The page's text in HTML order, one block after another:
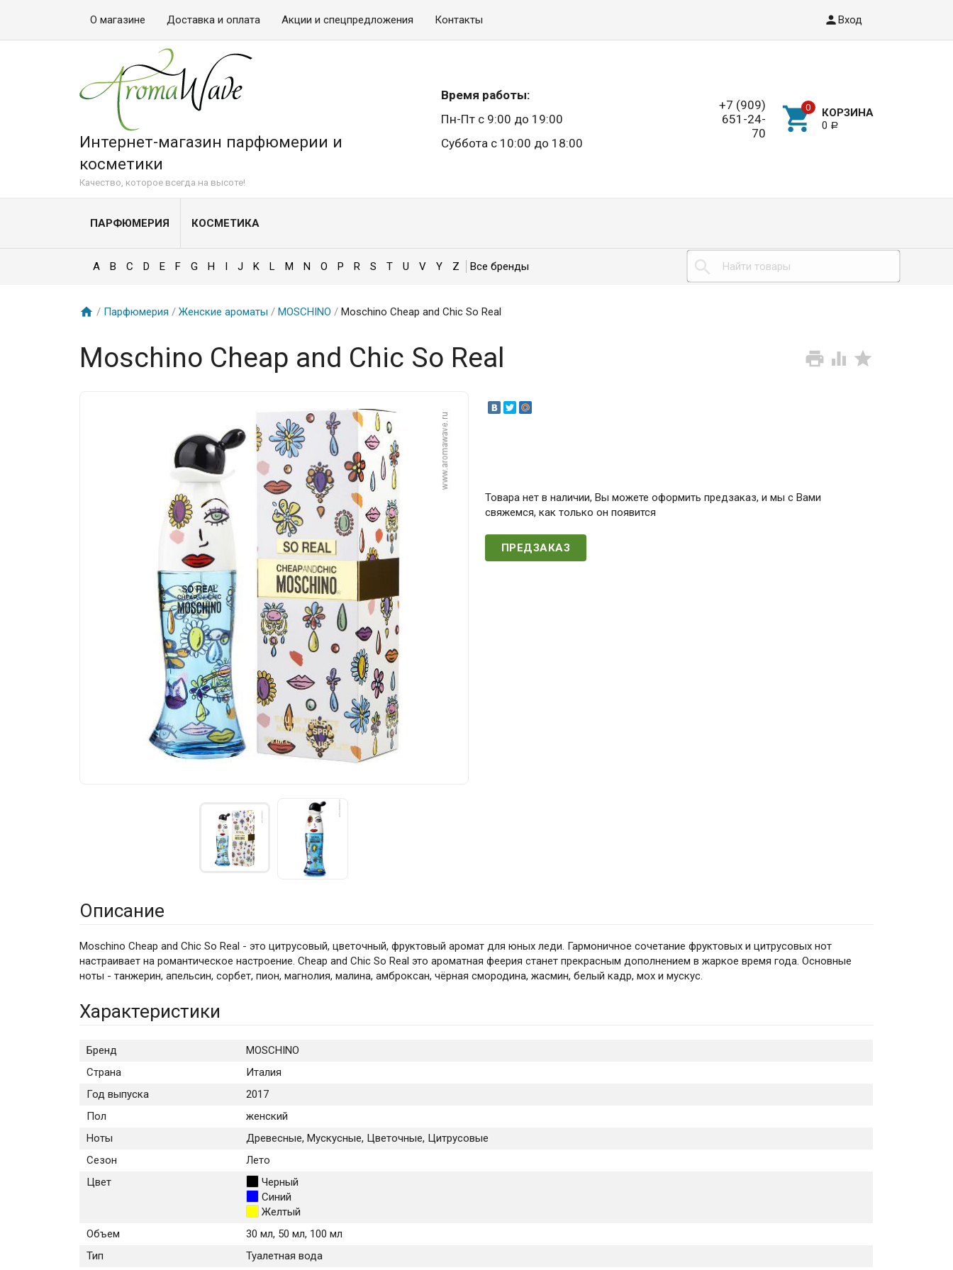
О магазине Доставка и оплата Акции и спецпредложения Контакты Вход
Интернет-магазин парфюмерии и
косметики
Качество, которое всегда на высоте!
Время работы:
Пн-Пт с 9:00 до 19:00
Суббота с 10:00 до 18:00
+7 (909)
651-24-
70
КОРЗИНА
0 Р
ПАРФЮМЕРИЯ КОСМЕТИКА
A B C D E F G H I J K L M N O P R S T U V Y Z
/ Парфюмерия / Женские ароматы / MOSCHINO / Moschino Cheap and Chic So Real
Moschino Cheap and Chic So Real
Товара нет в наличии, Вы можете оформить предзаказ, и мы с Вами
свяжемся, как только он появится
ПРЕДЗАКАЗ
Описание
Moschino Cheap and Chic So Real - это цитрусовый, цветочный, фруктовый аромат для юных леди. Гармоничное сочетание фруктовых и цитрусовых нот
настраивает на романтическое настроение. Cheap and Chic So Real это ароматная феерия станет прекрасным дополнением в жаркое время года. Основные
ноты - танжерин, апельсин, сорбет, пион, магнолия, малина, амброксан, чёрная смородина, жасмин, белый кадр, мох и мускус.
Характеристики
Бренд
MOSCHINO
Страна
Италия
Год выпуска
2017
Пол
женский
Ноты
Древесные, Мускусные, Цветочные, Цитрусовые
Сезон
Лето
Цвет
Черный
Синий
Желтый
Объем
30 мл, 50 мл, 100 мл
Тип
Туалетная вода